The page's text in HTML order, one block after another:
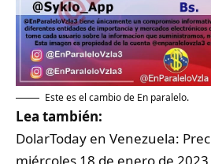
Este es el cambio de En paralelo.
Lea también:
DolarToday en Venezuela: